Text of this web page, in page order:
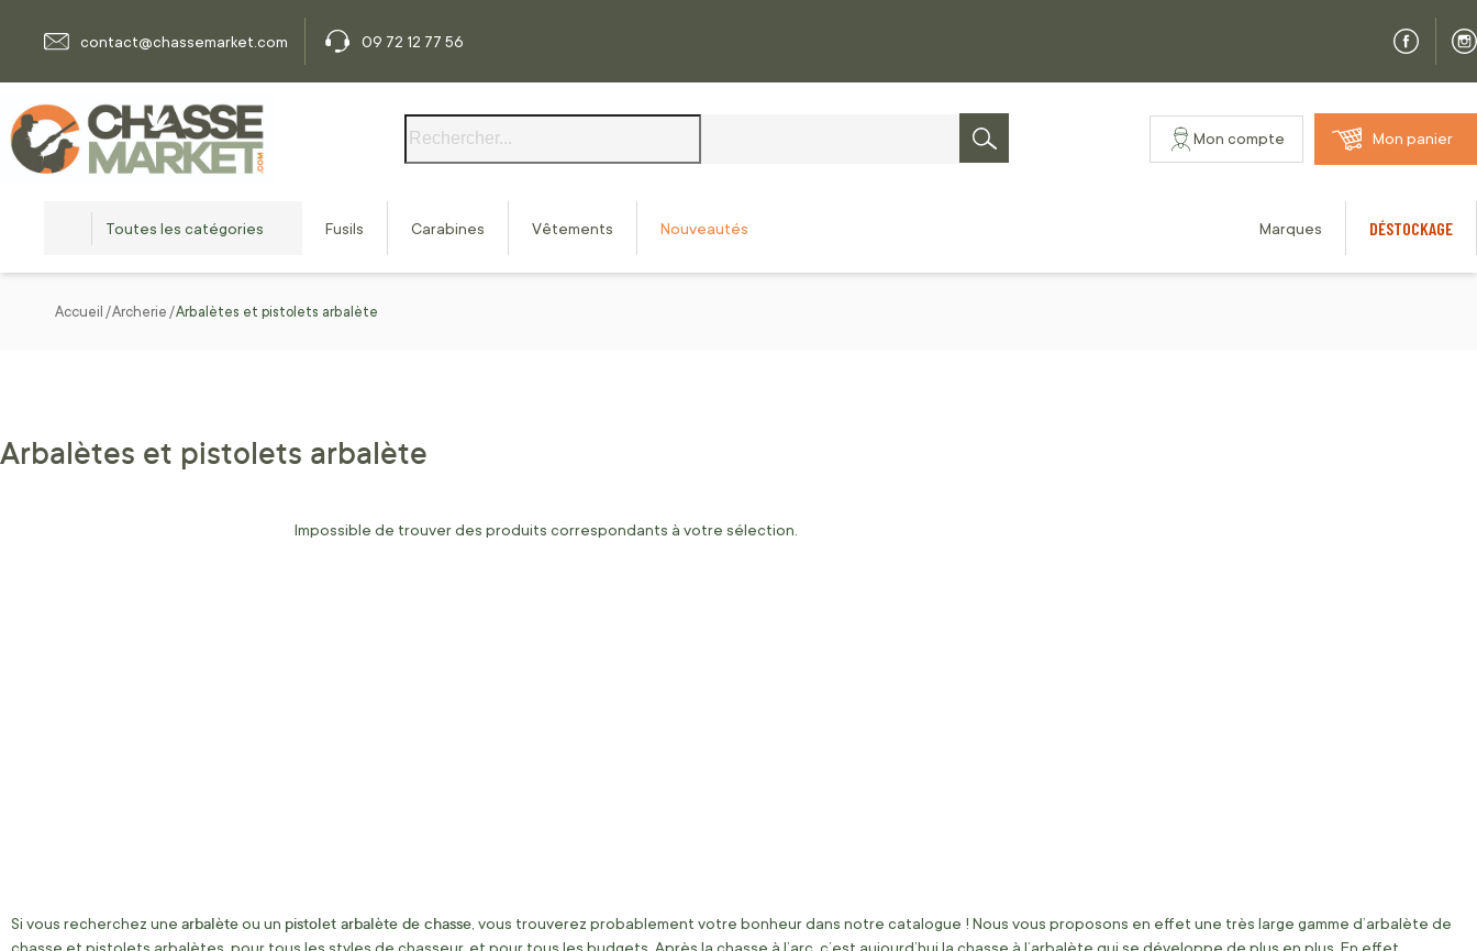
contact@chassemarket.com
09 72 12 77 56
Rechercher
Mon compte Mon panier
Toutes les catégories Fusils Carabines Vêtements Nouveautés Marques DÉSTOCKAGE
Accueil Archerie Arbalètes et pistolets arbalète
Arbalètes et pistolets arbalète
Impossible de trouver des produits correspondants à votre sélection.
Si vous recherchez une arbalèteou un pistolet arbalète de chasse , vous trouverez probablement votre bonheur dans notre catalogue ! Nous vous proposons en effet une très large gamme d’arbalète de